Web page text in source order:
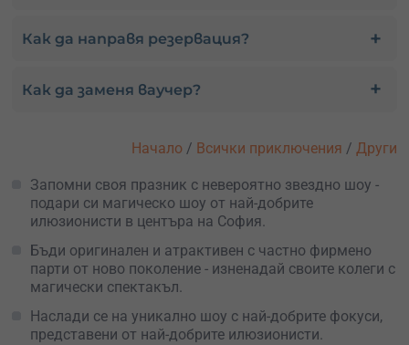
Как да направя резервация?
Как да заменя ваучер?
Начало / Всички приключения / Други
Запомни своя празник с невероятно звездно шоу -
подари си магическо шоу от най-добрите
илюзионисти в центъра на София.
Бъди оригинален и атрактивен с частно фирмено
парти от ново поколение - изненадай своите колеги с
магически спектакъл.
Наслади се на уникално шоу с най-добрите фокуси,
представени от най-добрите илюзионисти.